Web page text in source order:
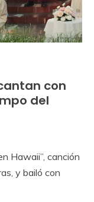
con
del
Hawaii”, canción
y bailó con